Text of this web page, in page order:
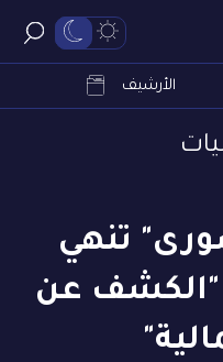
الأرشيف
تنهي
"الكشف عن